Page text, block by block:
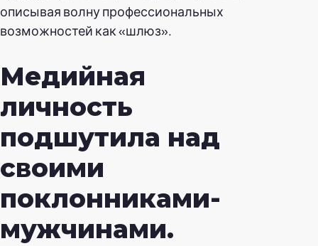
описывая волну профессиональных
возможностей как «шлюз».
Медийная
личность
подшутила над
своими
поклонниками-
мужчинами.